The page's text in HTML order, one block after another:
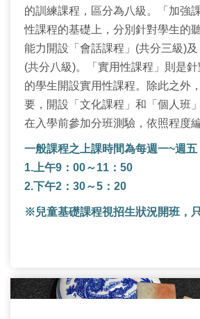
的訓練課程，區分為八級。「加強
性課程的基礎上，分別針對學生的
能力開設「會話課程」(共分三級)及
(共分八級)。「實用性課程」則是
的學生開設實用性課程。除此之外
要，開設「文化課程」和「個人班
在入學前參加分班測驗，依照程度
一般課程之上課時間為每週一~週五
1.上午9：00～11：50
2.下午2：30～5：20
※兒童基礎課程視招生狀況開班，